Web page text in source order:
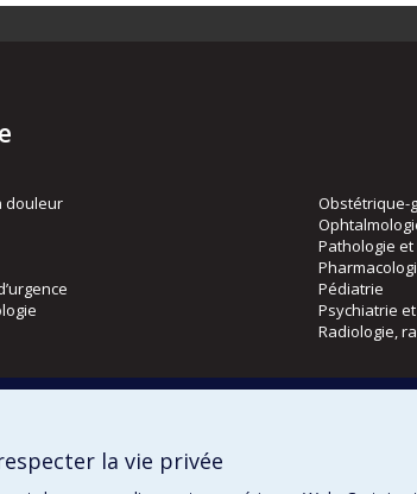
douleur
Obstétrique-
Pathologie
Pédiatrie
Psychiatrie
Radiologie,
la vie privée